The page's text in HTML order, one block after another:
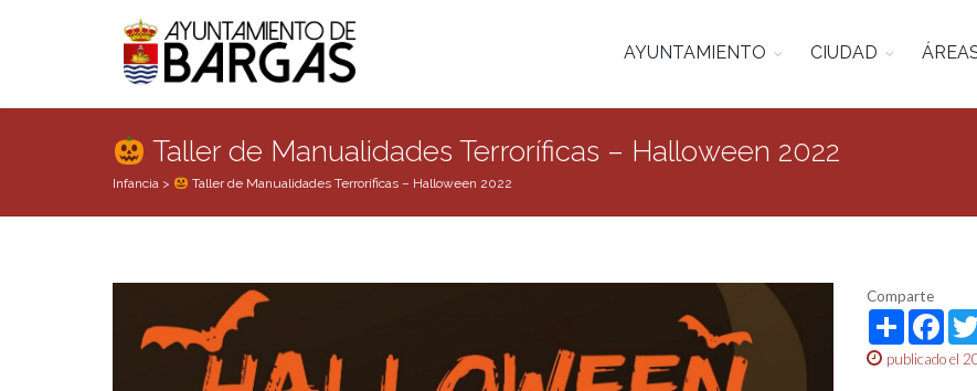
AYUNTAMIENTO CIUDAD
Taller de Manualidades Terroríficas – Halloween 2022
Infancia > Taller de Manualidades Terroríficas – Halloween 2022
Comparte
Share
publicado el